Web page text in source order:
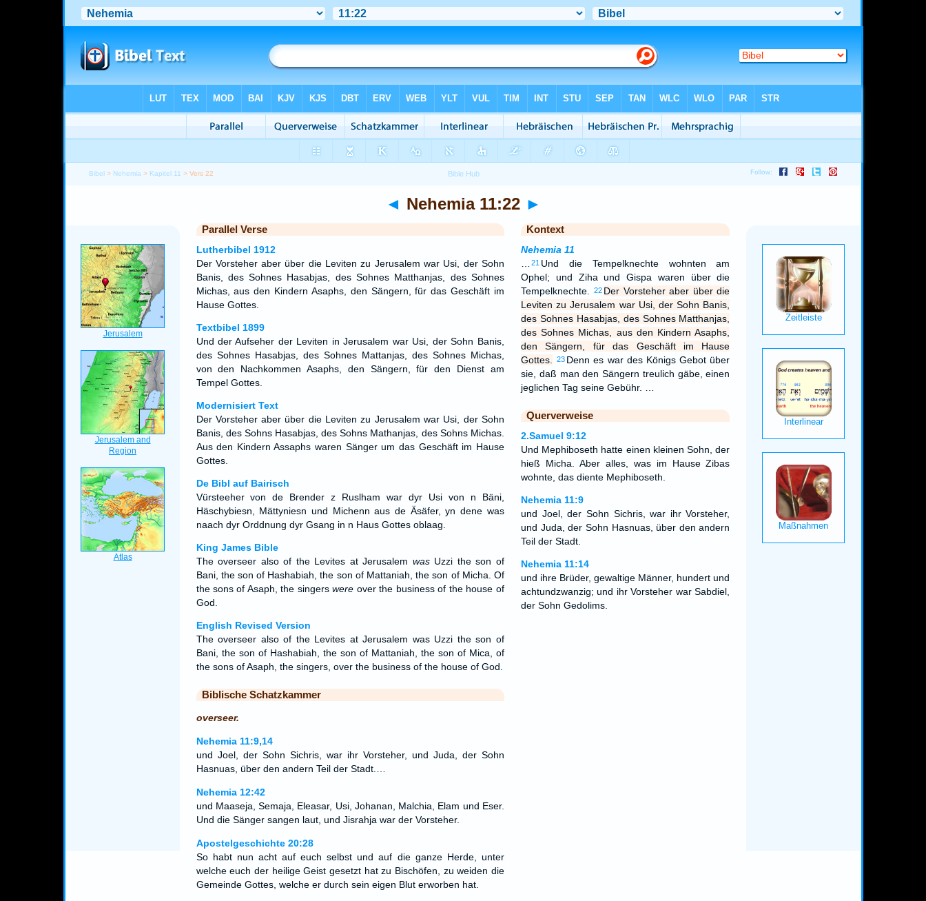
Bibel > Nehemia > Kapitel 11 > Vers 22
◄ Nehemia 11:22 ►
Parallel Verse
Lutherbibel 1912
Der Vorsteher aber über die Leviten zu Jerusalem war Usi, der Sohn
Banis, des Sohnes Hasabjas, des Sohnes Matthanjas, des Sohnes
Michas, aus den Kindern Asaphs, den Sängern, für das Geschäft im
Hause Gottes.
Textbibel 1899
Und der Aufseher der Leviten in Jerusalem war Usi, der Sohn Banis,
des Sohnes Hasabjas, des Sohnes Mattanjas, des Sohnes Michas,
von den Nachkommen Asaphs, den Sängern, für den Dienst am
Tempel Gottes.
Modernisiert Text
Der Vorsteher aber über die Leviten zu Jerusalem war Usi, der Sohn
Banis, des Sohns Hasabjas, des Sohns Mathanjas, des Sohns Michas.
Aus den Kindern Assaphs waren Sänger um das Geschäft im Hause
Gottes.
De Bibl auf Bairisch
Vürsteeher von de Brender z Ruslham war dyr Usi von n Bäni,
Häschybiesn, Mättyniesn und Michenn aus de Äsäfer, yn dene was
naach dyr Orddnung dyr Gsang in n Haus Gottes oblaag.
King James Bible
The overseer also of the Levites at Jerusalem wasUzzi the son of
Bani, the son of Hashabiah, the son of Mattaniah, the son of Micha. Of
the sons of Asaph, the singerswere over the business of the house of
God.
English Revised Version
The overseer also of the Levites at Jerusalem was Uzzi the son of
Bani, the son of Hashabiah, the son of Mattaniah, the son of Mica, of
the sons of Asaph, the singers, over the business of the house of God.
Biblische Schatzkammer
overseer.
Nehemia 11:9,14
und Joel, der Sohn Sichris, war ihr Vorsteher, und Juda, der Sohn
Hasnuas, über den andern Teil der Stadt.…
Nehemia 12:42
und Maaseja, Semaja, Eleasar, Usi, Johanan, Malchia, Elam und Eser.
Und die Sänger sangen laut, und Jisrahja war der Vorsteher.
Apostelgeschichte 20:28
So habt nun acht auf euch selbst und auf die ganze Herde, unter
welche euch der heilige Geist gesetzt hat zu Bischöfen, zu weiden die
Gemeinde Gottes, welche er durch sein eigen Blut erworben hat.
Kontext
Nehemia 11
21 Und die Tempelknechte wohnten am
Ophel; und Ziha und Gispa waren über die
Tempelknechte.
22 Der Vorsteher aber über die
Leviten zu Jerusalem war Usi, der Sohn Banis,
des Sohnes Hasabjas, des Sohnes Matthanjas,
des Sohnes Michas, aus den Kindern Asaphs,
den Sängern, für das Geschäft im Hause
Gottes.
23 Denn es war des Königs Gebot über
sie, daß man den Sängern treulich gäbe, einen
jeglichen Tag seine Gebühr. …
Querverweise
2.Samuel 9:12
Und Mephiboseth hatte einen kleinen Sohn, der
hieß Micha. Aber alles, was im Hause Zibas
wohnte, das diente Mephiboseth.
Nehemia 11:9
und Joel, der Sohn Sichris, war ihr Vorsteher,
und Juda, der Sohn Hasnuas, über den andern
Teil der Stadt.
Nehemia 11:14
und ihre Brüder, gewaltige Männer, hundert und
achtundzwanzig; und ihr Vorsteher war Sabdiel,
der Sohn Gedolims.